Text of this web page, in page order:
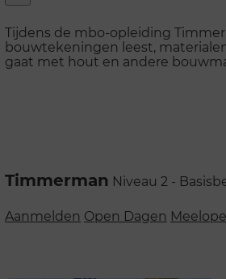
Snel
naar
menu
openen
Tijdens de mbo-opleiding
bouwtekeningen leest,
gaat met hout en andere
Timmerman Niveau 2 -
Aanmelden Open Dagen